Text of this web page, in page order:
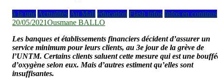
à la une Actualités Au Mali éducation Flash infos Infos en continus
20/05/2021Ousmane BALLO
Les banques et établissements financiers décident d’assurer un
service minimum pour leurs clients, au 3e jour de la grève de
l’UNTM. Certains clients saluent cette mesure qui est une
d’oxygène selon eux. Mais d’autres estiment qu’elles sont
insuffisantes.